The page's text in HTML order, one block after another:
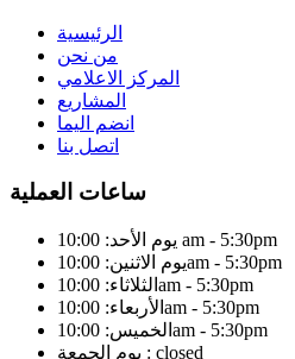
الرئيسية
من نحن
المركز الاعلامي
المشاريع
انضم اليما
اتصل بنا
ساعات العملية
يوم الأحد: 10:00 am - 5:30pm
يوم الاثنين: 10:00am - 5:30pm
الثلاثاء: 10:00am - 5:30pm
الأربعاء: 10:00am - 5:30pm
الخميس: 10:00am - 5:30pm
يوم الجمعة : closed